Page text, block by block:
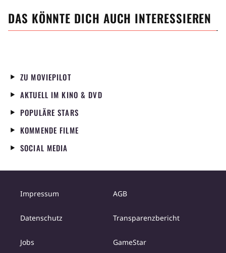
DAS KÖNNTE DICH AUCH INTERESSIEREN
ZU MOVIEPILOT
AKTUELL IM KINO & DVD
POPULÄRE STARS
KOMMENDE FILME
SOCIAL MEDIA
Impressum AGB
Datenschutz Transparenzbericht
Jobs GameStar